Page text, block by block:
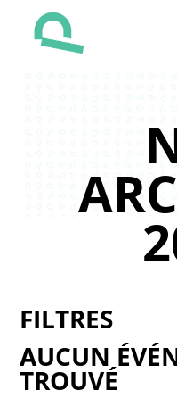
AUCUN
TROUVÉ
FILTRES